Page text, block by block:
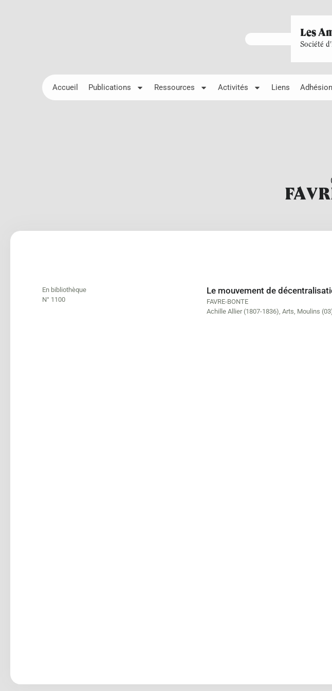
Les
Société
Accueil Publications Ressources Activités Liens Adhésion
En bibliothèque
N° 1100
Le mouvement de
FAVRE-BONTE
Achille Allier (1807-1836), Arts, Moulins